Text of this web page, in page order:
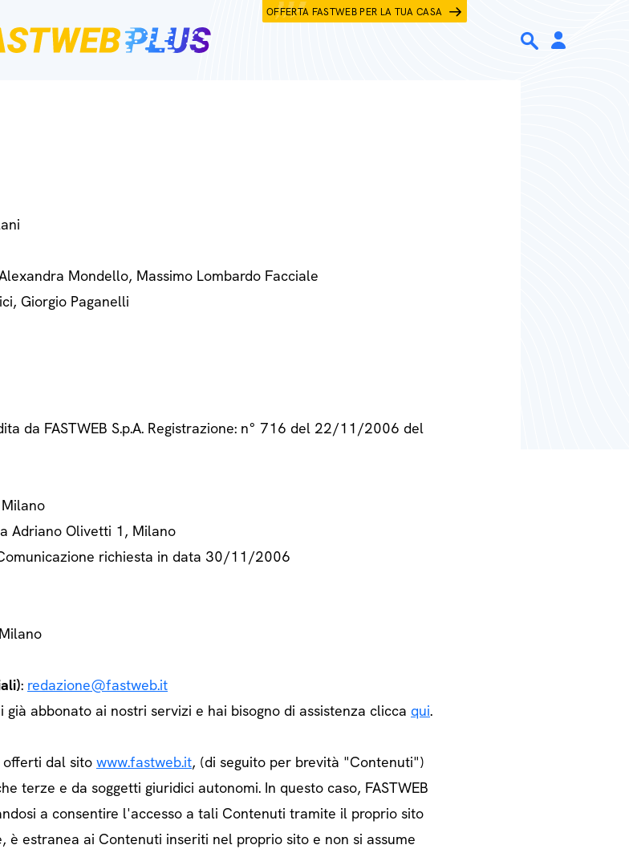
OFFERTA FASTWEB PER LA TUA CASA
Mondello, Massimo Lombardo Facciale
Giorgio Paganelli
da FASTWEB S.p.A. Registrazione: n° 716 del 22/11/2006 del
Adriano Olivetti 1, Milano
richiesta in data 30/11/2006
: redazione@fastweb.it
già abbonato ai nostri servizi e hai bisogno di assistenza clicca qui.
dal sito www.fastweb.it, (di seguito per brevità "Contenuti")
terze e da soggetti giuridici autonomi. In questo caso, FASTWEB
a consentire l'accesso a tali Contenuti tramite il proprio sito
estranea ai Contenuti inseriti nel proprio sito e non si assume